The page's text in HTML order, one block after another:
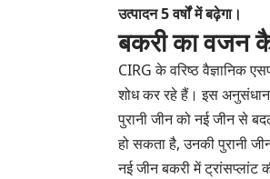
उत्पादन 5 वर्षों में बढ़ेगा।
बकरी का वजन
CIRG के वरिष्ठ वैज्ञानिक
शोध कर रहे हैं। इस
पुरानी जीन को नई जीन से
हो सकता है, उनकी पुरानी
नई जीन बकरी में ट्रांसप्लांट